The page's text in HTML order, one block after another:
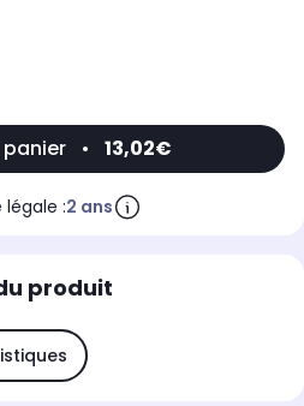
• 13,02€
légale :2 ans
produit